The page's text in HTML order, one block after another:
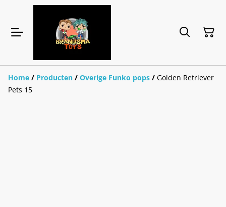
Home / Producten / Overige Funko pops / Golden Retriever
Pets 15